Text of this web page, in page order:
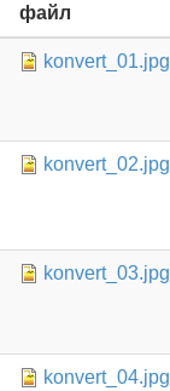
файл
konvert_01.jpg
konvert_02.jpg
konvert_03.jpg
konvert_04.jpg